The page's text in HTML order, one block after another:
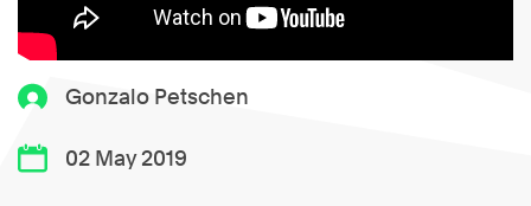
Gonzalo Petschen
02 May 2019